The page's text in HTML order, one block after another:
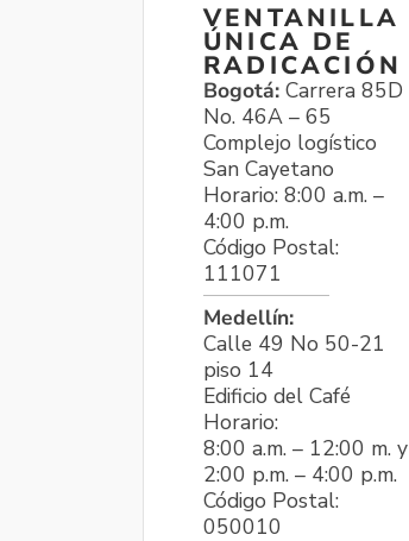
VENTANILLA
ÚNICA DE
RADICACIÓN
Bogotá: Carrera 85D
No. 46A – 65
Complejo logístico
San Cayetano
Horario: 8:00 a.m. –
4:00 p.m.
Código Postal:
111071
Medellín:
Calle 49 No 50-21
piso 14
Edificio del Café
Horario:
8:00 a.m. – 12:00 m. y
2:00 p.m. – 4:00 p.m.
Código Postal:
050010